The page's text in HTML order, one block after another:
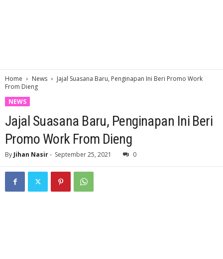
Home News
Jajal Suasana Baru, Penginapan Ini Beri Promo Work
From Dieng
NEWS
Jajal Suasana Baru, Penginapan Ini Beri
Promo Work From Dieng
By Jihan Nasir- September 25, 2021 0